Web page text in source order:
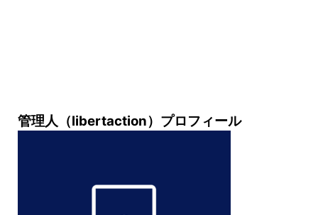
管理人（libertaction）プロフィール